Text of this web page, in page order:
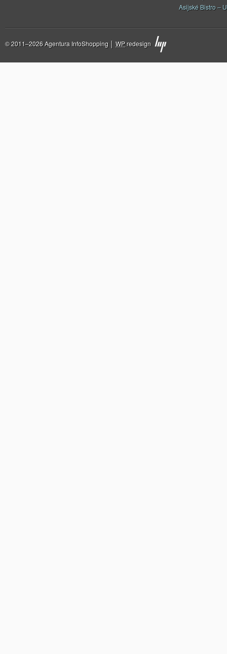
Asijské Bistro –
© 2011–2026 Agentura InfoShopping │ WPredesign